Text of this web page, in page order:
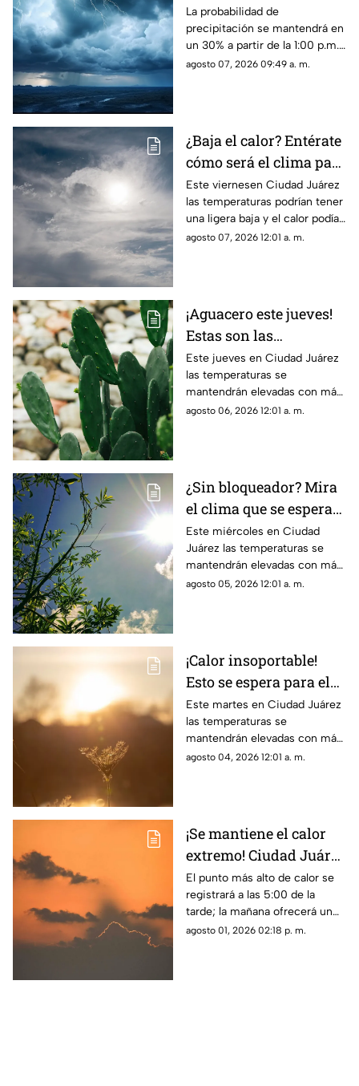
Mira las
probabilidades de
lluvia y VIENTOS para
este viernes en Ciudad
La probabilidad de
precipitación se mantendrá en
un 30% a partir de la 1:00 p.m.,
acompañada de vientos de
agosto 07, 2026 09:49 a. m.
¿Baja el calor? Entérate
cómo será el clima para
hoy, 7 de agosto, en
Ciudad Juárez
Este viernesen Ciudad Juárez
las temperaturas podrían tener
una ligera baja y el calor podía
dar un respiro este viernes
agosto 07, 2026 12:01 a. m.
¡Aguacero este jueves!
Estas son las
probabilidades de
lluvia para el clima de
hoy en Ciudad Juárez
Este jueves en Ciudad Juárez
las temperaturas se
mantendrán elevadas con más
de 40 grados y probabilidad de
agosto 06, 2026 12:01 a. m.
¿Sin bloqueador? Mira
el clima que se espera
para hoy, 5 de agosto,
en Ciudad Juárez
Este miércoles en Ciudad
Juárez las temperaturas se
mantendrán elevadas con más
de 40 grados
agosto 05, 2026 12:01 a. m.
¡Calor insoportable!
Esto se espera para el
clima de hoy en Ciudad
Juárez
Este martes en Ciudad Juárez
las temperaturas se
mantendrán elevadas con más
de 40 grados
agosto 04, 2026 12:01 a. m.
¡Se mantiene el calor
extremo! Ciudad Juárez
tendrá hasta 38 grados
en el clima de este
domingo
El punto más alto de calor se
registrará a las 5:00 de la
tarde; la mañana ofrecerá un
ambiente más fresco con 26
agosto 01, 2026 02:18 p. m.